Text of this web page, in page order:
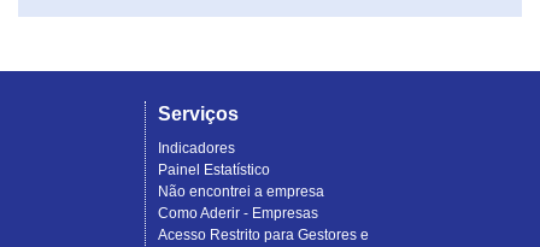
Serviços
Indicadores
Painel Estatístico
Não encontrei a empresa
Como Aderir - Empresas
Acesso Restrito para Gestores e